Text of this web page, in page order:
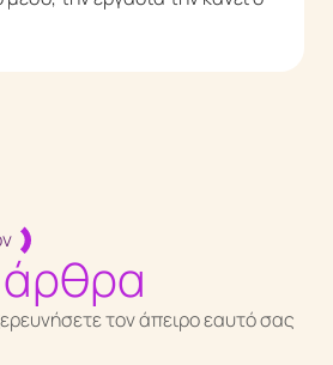
άρθρα
τον άπειρο εαυτό σας